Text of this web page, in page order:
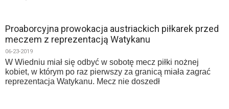
Proaborcyjna prowokacja austriackich piłkarek przed
meczem z reprezentacją Watykanu
06-23-2019
W Wiedniu miał się odbyć w sobotę mecz piłki nożnej
kobiet, w którym po raz pierwszy za granicą miała zagrać
reprezentacja Watykanu. Mecz nie doszedł